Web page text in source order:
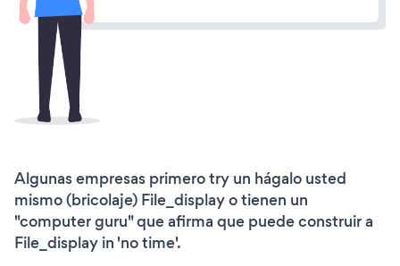
Algunas empresas primero try un hágalo usted
mismo (bricolaje) File_display o tienen un
"computer guru" que afirma que puede construir a
File_display in 'no time'.